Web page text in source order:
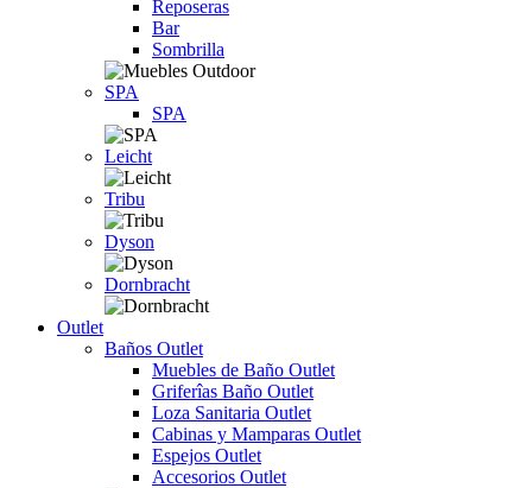
Reposeras
Bar
Sombrilla
SPA
SPA
Leicht
Tribu
Dyson
Dornbracht
Outlet
Baños Outlet
Muebles de Baño Outlet
Griferîas Baño Outlet
Loza Sanitaria Outlet
Cabinas y Mamparas Outlet
Espejos Outlet
Accesorios Outlet